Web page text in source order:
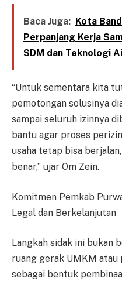
Baca Juga: Kota
Perpanjang Kerja
SDM dan Teknologi
“Untuk sementara kita
pemotongan solusinya
sampai seluruh izinnya
bantu agar proses
usaha tetap bisa
benar,” ujar Om Zein.
Komitmen Pemkab
Legal dan Berkelanjutan
Langkah sidak ini bukan
ruang gerak UMKM atau
sebagai bentuk